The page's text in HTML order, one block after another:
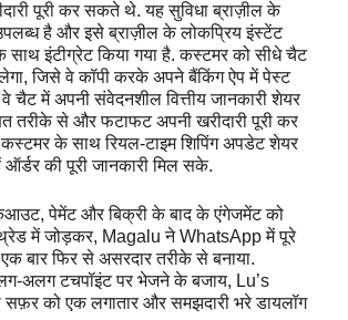
पूरी कर सकते थे. यह सुविधा ब्राज़ील के
है और इसे ब्राज़ील के लोकप्रिय इंस्टेंट
इंटीग्रेट किया गया है. कस्टमर को सीधे चैट
जिसे वे कॉपी करके अपने बैंकिंग ऐप में पेस्ट
चैट में अपनी संवेदनशील वित्तीय जानकारी शेयर
तरीके से और फटाफट अपनी खरीदारी पूरी कर
के साथ रियल-टाइम शिपिंग अपडेट शेयर
ऑर्डर की पूरी जानकारी मिल सके.
पेमेंट और बिक्री के बाद के एंगेजमेंट को
में जोड़कर, Magalu ने WhatsApp में पूरे
बार फिर से असरदार तरीके से बनाया.
अलग टचपॉइंट पर भेजने के बजाय, Lu’s
को एक लगातार और समझदारी भरे डायलॉग